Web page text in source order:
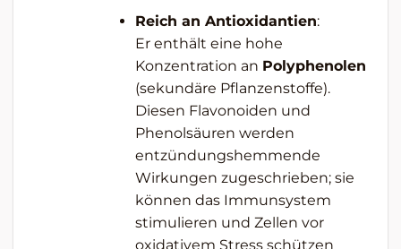
Reich an Antioxidantien:
Er enthält eine hohe
Konzentration an Polyphenolen
(sekundäre Pflanzenstoffe).
Diesen Flavonoiden und
Phenolsäuren werden
entzündungshemmende
Wirkungen zugeschrieben; sie
können das Immunsystem
stimulieren und Zellen vor
oxidativem Stress schützen